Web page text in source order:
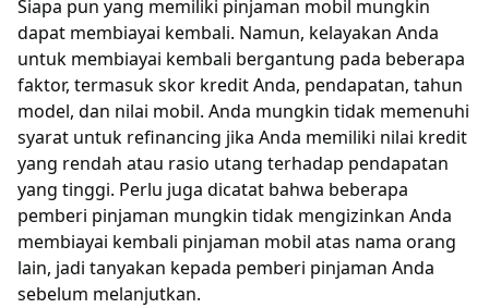
Siapa pun yang memiliki pinjaman mobil mungkin
dapat membiayai kembali. Namun, kelayakan Anda
untuk membiayai kembali bergantung pada beberapa
faktor, termasuk skor kredit Anda, pendapatan, tahun
model, dan nilai mobil. Anda mungkin tidak memenuhi
syarat untuk refinancing jika Anda memiliki nilai kredit
yang rendah atau rasio utang terhadap pendapatan
yang tinggi. Perlu juga dicatat bahwa beberapa
pemberi pinjaman mungkin tidak mengizinkan Anda
membiayai kembali pinjaman mobil atas nama orang
lain, jadi tanyakan kepada pemberi pinjaman Anda
sebelum melanjutkan.